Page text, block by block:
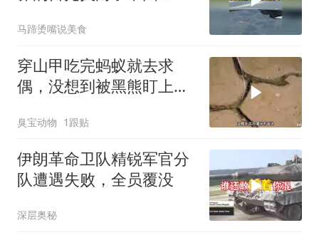
马蹄烫嘴说美食
穿山甲吃完蚂蚁就去求
偶，没想到被黑熊盯上
臭宝动物 1跟贴
伊朗革命卫队精锐军官分
队遭遇失败，全员覆没
深层奥秘